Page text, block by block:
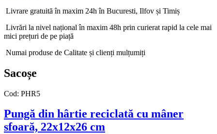
Livrare gratuită în maxim 24h în Bucuresti, Ilfov și Timiș
Livrări la nivel național în maxim 48h prin curierat rapid la cele mai
mici prețuri de pe piață
Numai produse de Calitate și clienți mulțumiți
Sacoșe
Cod: PHR5
Pungă din hârtie reciclată cu mâner
sfoară, 22x12x26 cm